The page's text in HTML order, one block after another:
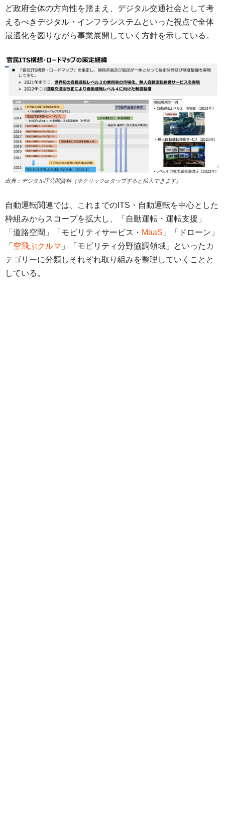
ど政府全体の方向性を踏まえ、デジタル交通社会として考
えるべきデジタル・インフラシステムといった視点で全体
最適化を図りながら事業展開していく方針を示している。
出典：デジタル庁公開資料（※クリックorタップすると拡大できます）
自動運転関連では、これまでのITS・自動運転を中心とした
枠組みからスコープを拡大し、「自動運転・運転支援」
「道路空間」「モビリティサービス・ MaaS 」「ドローン」
「 空飛ぶクルマ 」「モビリティ分野協調領域」といったカ
テゴリーに分類しそれぞれ取り組みを整理していくことと
している。